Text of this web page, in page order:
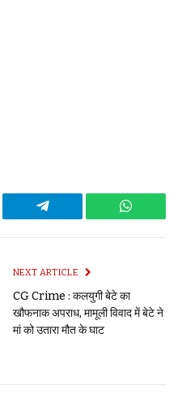
Telegram
NEXT ARTICLE
CG Crime : कलयुगी बेटे का
खौफनाक अपराध, मामूली विवाद में बेटे ने
मां को उतारा मौत के घाट